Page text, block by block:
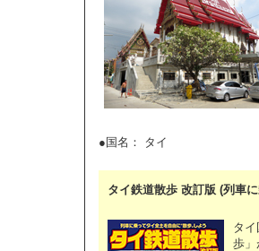
●国名： タイ
タイ鉄道散歩 改訂版 (列車
タ
歩」